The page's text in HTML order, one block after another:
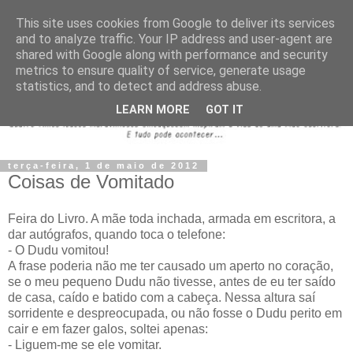
terça-feira, 1 de maio de 2012
Coisas de Vomitado
Feira do Livro. A mãe toda inchada, armada em escritora, a
dar autógrafos, quando toca o telefone:
- O Dudu vomitou!
A frase poderia não me ter causado um aperto no coração,
se o meu pequeno Dudu não tivesse, antes de eu ter saído
de casa, caído e batido com a cabeça. Nessa altura saí
sorridente e despreocupada, ou não fosse o Dudu perito em
cair e em fazer galos, soltei apenas:
- Liguem-me se ele vomitar.
This site uses cookies from Google to deliver its services
and to analyze traffic. Your IP address and user-agent are
shared with Google along with performance and security
metrics to ensure quality of service, generate usage
statistics, and to detect and address abuse.
LEARN MORE GOT IT